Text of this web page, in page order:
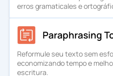
erros gramaticales e
Paraphrasing
Reformule seu texto sem
economizando tempo e
escritura.